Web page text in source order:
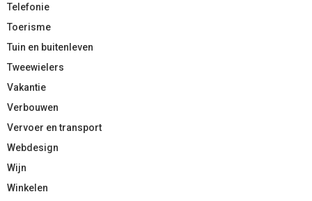
Telefonie
Toerisme
Tuin en buitenleven
Tweewielers
Vakantie
Verbouwen
Vervoer en transport
Webdesign
Wijn
Winkelen